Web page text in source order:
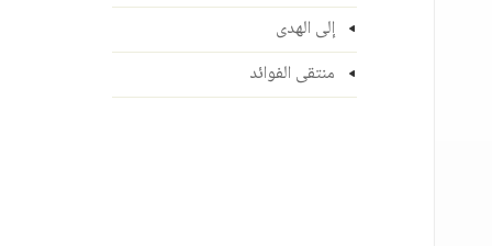
إلى الهدى
منتقى الفوائد